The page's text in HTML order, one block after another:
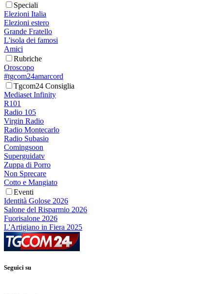
Speciali
Elezioni Italia
Elezioni estero
Grande Fratello
L'isola dei famosi
Amici
Rubriche
Oroscopo
#tgcom24amarcord
Tgcom24 Consiglia
Mediaset Infinity
R101
Radio 105
Virgin Radio
Radio Montecarlo
Radio Subasio
Comingsoon
Superguidatv
Zuppa di Porro
Non Sprecare
Cotto e Mangiato
Eventi
Identità Golose 2026
Salone del Risparmio 2026
Fuorisalone 2026
L'Artigiano in Fiera 2025
Seguici su